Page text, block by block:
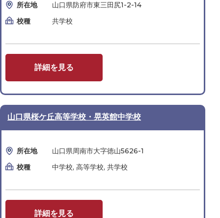
所在地
山口県防府市東三田尻1-2-14
校種
共学校
詳細を見る
山口県桜ケ丘高等学校・晃英館中学校
所在地
山口県周南市大字徳山5626-1
校種
中学校, 高等学校, 共学校
詳細を見る